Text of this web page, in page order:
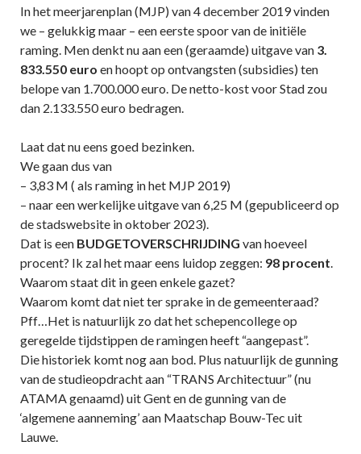
In het meerjarenplan (MJP) van 4 december 2019 vinden
we – gelukkig maar – een eerste spoor van de initiële
raming. Men denkt nu aan een (geraamde) uitgave van 3.
833.550 euro en hoopt op ontvangsten (subsidies) ten
belope van 1.700.000 euro. De netto-kost voor Stad zou
dan 2.133.550 euro bedragen.
Laat dat nu eens goed bezinken.
We gaan dus van
– 3,83 M ( als raming in het MJP 2019)
– naar een werkelijke uitgave van 6,25 M (gepubliceerd op
de stadswebsite in oktober 2023).
Dat is een BUDGETOVERSCHRIJDING van hoeveel
procent? Ik zal het maar eens luidop zeggen: 98 procent.
Waarom staat dit in geen enkele gazet?
Waarom komt dat niet ter sprake in de gemeenteraad?
Pff…Het is natuurlijk zo dat het schepencollege op
geregelde tijdstippen de ramingen heeft “aangepast”.
Die historiek komt nog aan bod. Plus natuurlijk de gunning
van de studieopdracht aan “TRANS Architectuur” (nu
ATAMA genaamd) uit Gent en de gunning van de
‘algemene aanneming’ aan Maatschap Bouw-Tec uit
Lauwe.